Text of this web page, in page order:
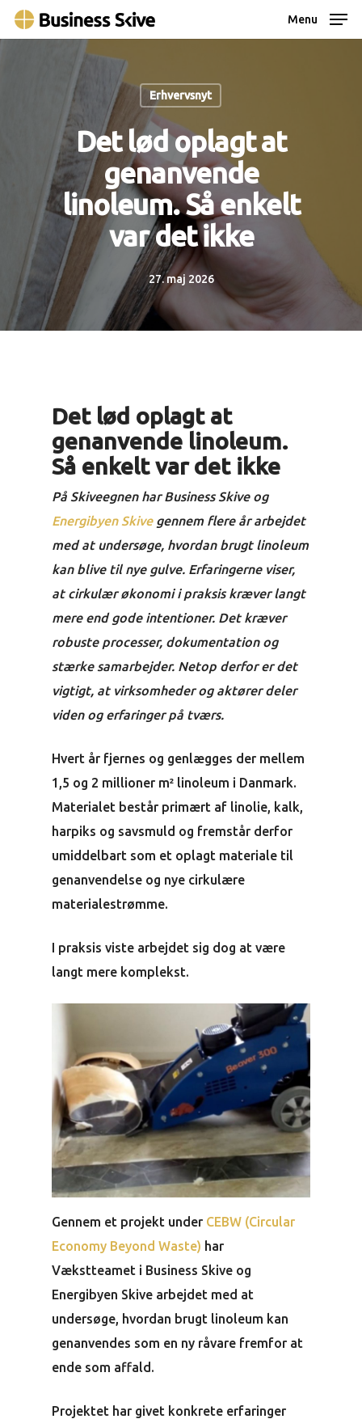
Skip
to
Menu
Erhvervsnyt
Det lød oplagt at
genanvende
linoleum. Så enkelt
var det ikke
27. maj 2026
Det lød oplagt at
genanvende linoleum.
Så enkelt var det ikke
På Skiveegnen har Business Skive og
Energibyen Skivegennem flere år arbejdet
med at undersøge, hvordan brugt linoleum
kan blive til nye gulve. Erfaringerne viser,
at cirkulær økonomi i praksis kræver langt
mere end gode intentioner. Det kræver
robuste processer, dokumentation og
stærke samarbejder. Netop derfor er det
vigtigt, at virksomheder og aktører deler
viden og erfaringer på tværs.
Hvert år fjernes og genlægges der mellem
1,5 og 2 millioner m² linoleum i Danmark.
Materialet består primært af linolie, kalk,
harpiks og savsmuld og fremstår derfor
umiddelbart som et oplagt materiale til
genanvendelse og nye cirkulære
materialestrømme.
I praksis viste arbejdet sig dog at være
langt mere komplekst.
Gennem et projekt under CEBW (Circular
Economy Beyond Waste) har
Vækstteamet i Business Skive og
Energibyen Skive arbejdet med at
undersøge, hvordan brugt linoleum kan
genanvendes som en ny råvare fremfor at
ende som affald.
Projektet har givet konkrete erfaringer